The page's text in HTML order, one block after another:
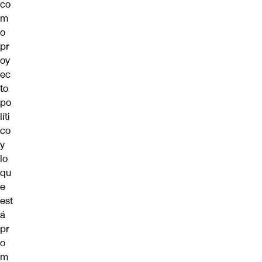
co
m
o
pr
oy
ec
to
po
líti
co
y
lo
qu
e
est
á
pr
o
m